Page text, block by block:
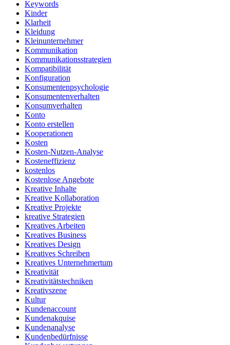
Keywords
Kinder
Klarheit
Kleidung
Kleinunternehmer
Kommunikation
Kommunikationsstrategien
Kompatibilität
Konfiguration
Konsumentenpsychologie
Konsumentenverhalten
Konsumverhalten
Konto
Konto erstellen
Kooperationen
Kosten
Kosten-Nutzen-Analyse
Kosteneffizienz
kostenlos
Kostenlose Angebote
Kreative Inhalte
Kreative Kollaboration
Kreative Projekte
kreative Strategien
Kreatives Arbeiten
Kreatives Business
Kreatives Design
Kreatives Schreiben
Kreatives Unternehmertum
Kreativität
Kreativitätstechniken
Kreativszene
Kultur
Kundenaccount
Kundenakquise
Kundenanalyse
Kundenbedürfnisse